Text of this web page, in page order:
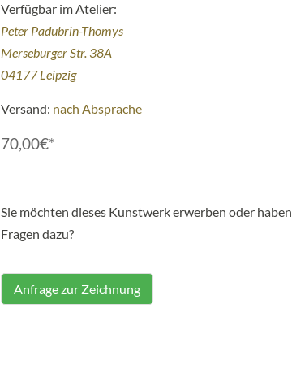
Verfügbar im Atelier:
Peter Padubrin-Thomys
Merseburger Str. 38A
04177 Leipzig
Versand: nach Absprache
70,00€*
Sie möchten dieses Kunstwerk erwerben oder haben
Fragen dazu?
Anfrage zur Zeichnung